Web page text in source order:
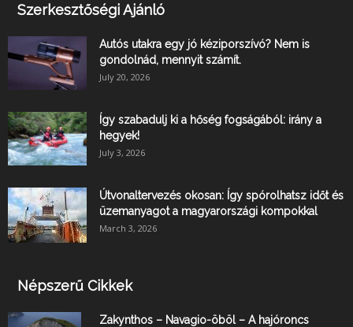
Szerkesztőségi Ajánló
Autós utakra egy jó kéziporszívó? Nem is
gondolnád, mennyit számít.
July 20, 2026
Így szabadulj ki a hőség fogságából: irány a
hegyek!
July 3, 2026
Útvonaltervezés okosan: Így spórolhatsz időt és
üzemanyagot a magyarországi kompokkal
March 3, 2026
Népszerű Cikkek
Zakynthos – Navagio-öböl – A hajóroncs